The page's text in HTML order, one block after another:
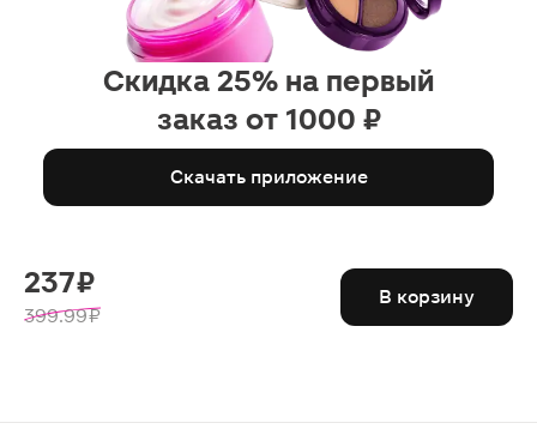
Скидка 25% на первый
заказ от 1000 ₽
Скачать приложение
237 ₽
399.99 ₽
В корзину